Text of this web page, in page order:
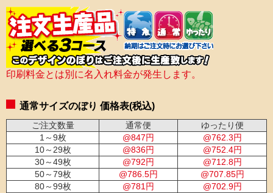
印刷料金とは別に名入れ料金が発生します。
通常サイズのぼり 価格表(税込)
ご注文数量 通常便
ゆったり便
1～9枚
@847円 @762.3円
10～29枚
@836円 @752.4円
30～49枚
@792円 @712.8円
50～79枚
@786.5円 @707.85円
80～99枚
@781 円 @702.9円